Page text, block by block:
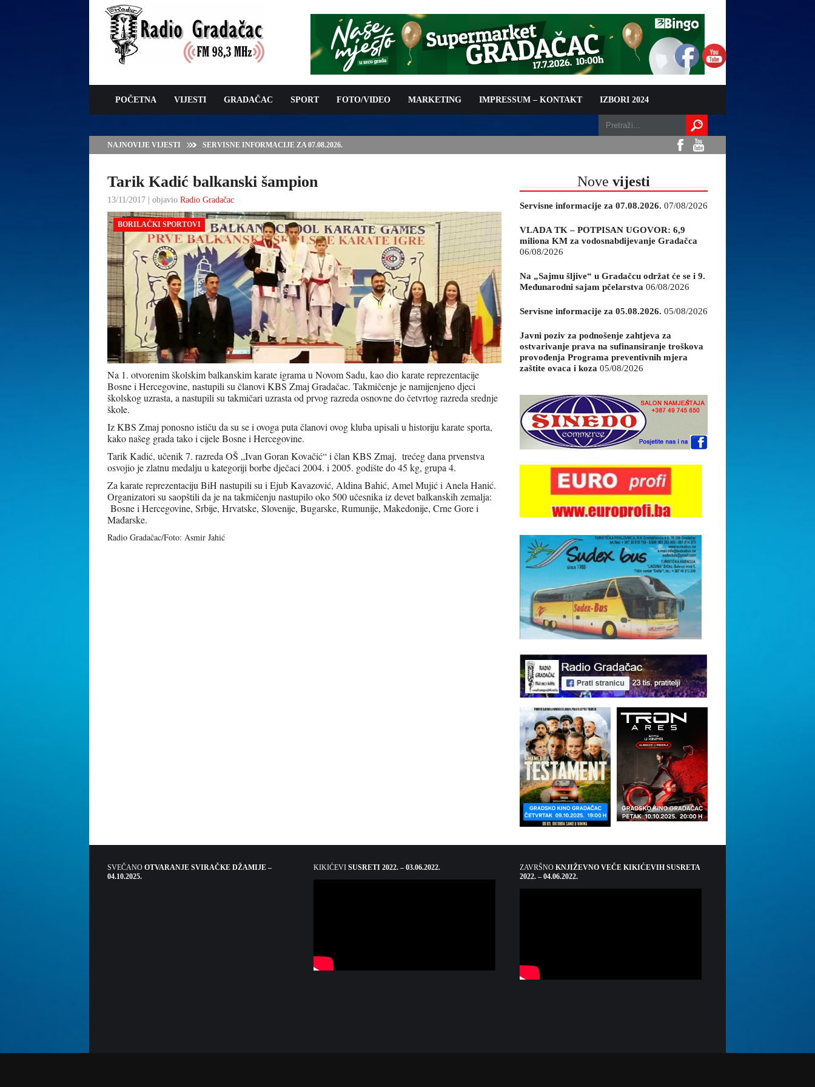
POČETNA VIJESTI GRADAČAC SPORT FOTO/VIDEO MARKETING IMPRESSUM – KONTAKT IZBORI 2024
NAJNOVIJE VIJESTI SERVISNE INFORMACIJE ZA 07.08.2026.
Tarik Kadić balkanski šampion
13/11/2017 | objavio Radio Gradačac
BORILAČKI SPORTOVI
Na 1. otvorenim školskim balkanskim karate igrama u Novom Sadu, kao dio karate reprezentacije
Bosne i Hercegovine, nastupili su članovi KBS Zmaj Gradačac. Takmičenje je namijenjeno djeci
školskog uzrasta, a nastupili su takmičari uzrasta od prvog razreda osnovne do četvrtog razreda srednje
škole.
Iz KBS Zmaj ponosno ističu da su se i ovoga puta članovi ovog kluba upisali u historiju karate sporta,
kako našeg grada tako i cijele Bosne i Hercegovine.
Tarik Kadić, učenik 7. razreda OŠ „Ivan Goran Kovačić“ i član KBS Zmaj, trećeg dana prvenstva
osvojio je zlatnu medalju u kategoriji borbe dječaci 2004. i 2005. godište do 45 kg, grupa 4.
Za karate reprezentaciju BiH nastupili su i Ejub Kavazović, Aldina Bahić, Amel Mujić i Anela Hanić.
Organizatori su saopštili da je na takmičenju nastupilo oko 500 učesnika iz devet balkanskih zemalja:
Bosne i Hercegovine, Srbije, Hrvatske, Slovenije, Bugarske, Rumunije, Makedonije, Crne Gore i
Mađarske.
Radio Gradačac/Foto: Asmir Jahić
Nove vijesti
Servisne informacije za 07.08.2026. 07/08/2026
VLADA TK – POTPISAN UGOVOR: 6,9
miliona KM za vodosnabdijevanje Gradačca
06/08/2026
Na „Sajmu šljive“ u Gradačcu održat će se i 9.
Međunarodni sajam pčelarstva 06/08/2026
Servisne informacije za 05.08.2026. 05/08/2026
Javni poziv za podnošenje zahtjeva za
ostvarivanje prava na sufinansiranje troškova
provođenja Programa preventivnih mjera
zaštite ovaca i koza 05/08/2026
SVEČANO OTVARANJE SVIRAČKE DŽAMIJE –
04.10.2025.
KIKIĆEVI SUSRETI 2022. – 03.06.2022. ZAVRŠNO KNJIŽEVNO VEČE KIKIĆEVIH SUSRETA
2022. – 04.06.2022.